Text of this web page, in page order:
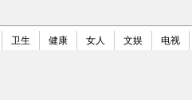
卫生 健康 女人 文娱 电视